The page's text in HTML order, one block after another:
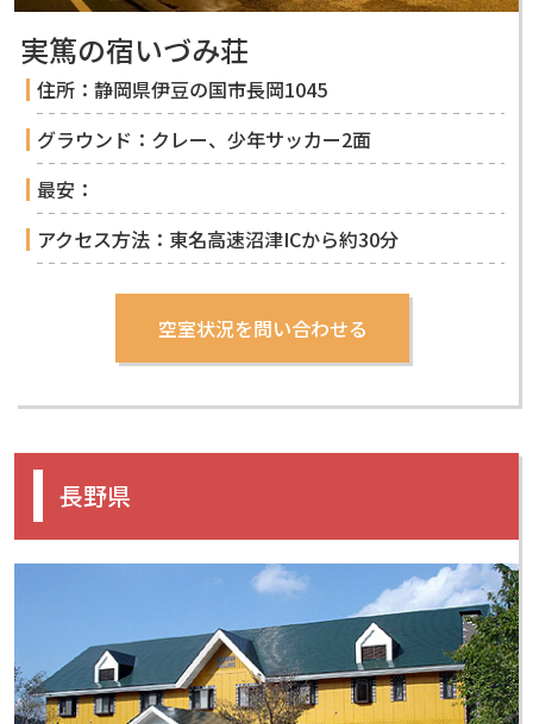
実篤の宿いづみ荘
住所：静岡県伊豆の国市長岡1045
グラウンド：クレー、少年サッカー2面
最安：
アクセス方法：東名高速沼津ICから約30分
長野県